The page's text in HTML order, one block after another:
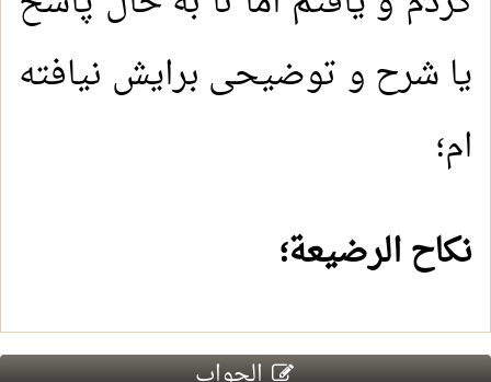
یا شرح و توضیحی برایش نیافته
ام؛
نكاح الرضيعة؛